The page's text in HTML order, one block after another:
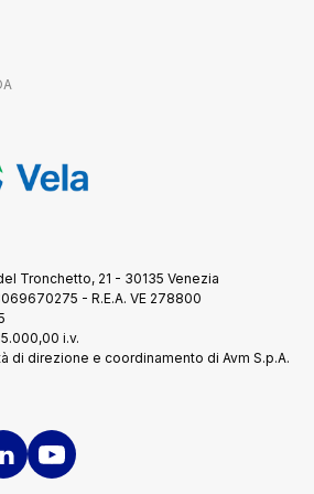
Tronchetto, 21 - 30135 Venezia
- R.E.A. VE 278800
i.v.
di direzione e coordinamento di Avm S.p.A.